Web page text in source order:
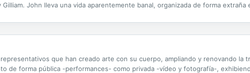
John lleva una vida aparentemente banal, organizada de forma
que han creado arte con su cuerpo, ampliando y renovando la
de forma pública -performances- como privada -vídeo y fotografía-,